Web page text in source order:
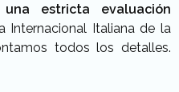
estricta evaluación
Internacional Italiana de la
todos los detalles.